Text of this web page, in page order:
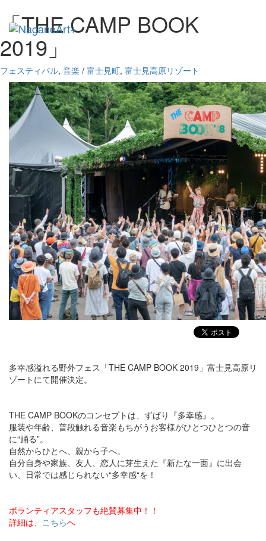
「THE CAMP BOOK
2019」
フェスティバル, 音楽 / 富士見町, 富士見高原リゾート
多幸感溢れる野外フェス「THE CAMP BOOK 2019」富士見高原リ
ゾートにて開催決定。
THE CAMP BOOKのコンセプトは、ずばり『多幸感』。
服装や年齢、普段触れる音楽もちがうお客様がひとつひとつの音
に“踊る”。
自然からひとへ、親から子へ。
自分自身や家族、友人、恋人に芽生えた『新たな一面』に出会
い、日常では感じられない“多幸感“を！
ボランティアスタッフも絶賛募集中！！
詳細は、 こちらへ